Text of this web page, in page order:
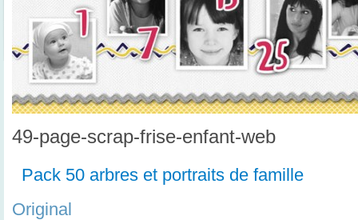
49-page-scrap-frise-enfant-web
Pack 50 arbres et portraits de famille
Original